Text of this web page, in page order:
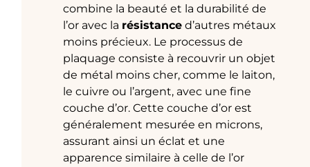
combine la beauté et la durabilité de
l’or avec la résistance d’autres métaux
moins précieux. Le processus de
plaquage consiste à recouvrir un objet
de métal moins cher, comme le laiton,
le cuivre ou l’argent, avec une fine
couche d’or. Cette couche d’or est
généralement mesurée en microns,
assurant ainsi un éclat et une
apparence similaire à celle de l’or